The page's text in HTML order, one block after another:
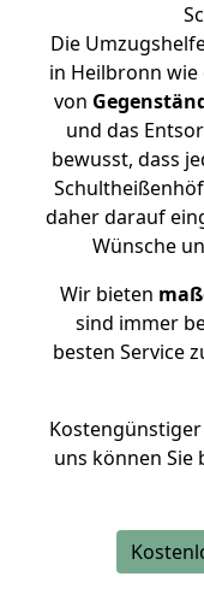
Die
in Heilbronn wie
von
und das
bewusst, dass
daher darauf
Wünsche
Wir bieten
sind immer
besten Service
uns können Sie